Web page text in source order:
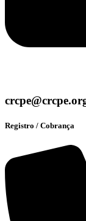
Registro / Cobrança